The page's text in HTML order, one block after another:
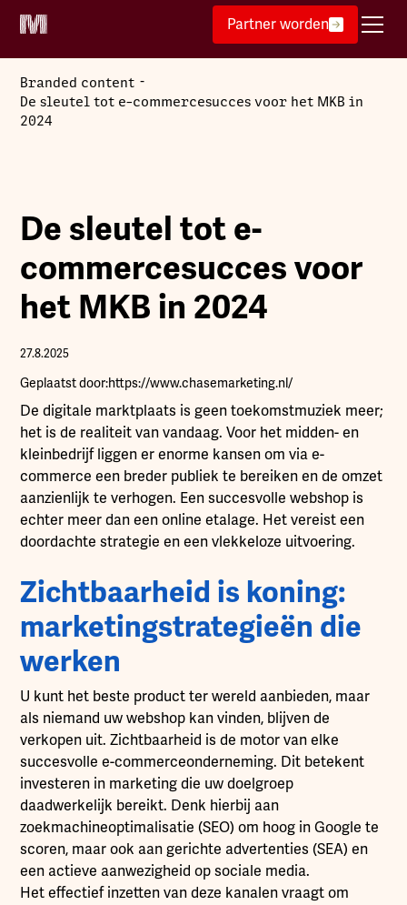
Partner worden
Branded content -
De sleutel tot e-commercesucces voor het MKB in
2024
De sleutel tot e-
commercesucces voor
het MKB in 2024
27.8.2025
Geplaatst door:https://www.chasemarketing.nl/
De digitale marktplaats is geen toekomstmuziek meer;
het is de realiteit van vandaag. Voor het midden- en
kleinbedrijf liggen er enorme kansen om via e-
commerce een breder publiek te bereiken en de omzet
aanzienlijk te verhogen. Een succesvolle webshop is
echter meer dan een online etalage. Het vereist een
doordachte strategie en een vlekkeloze uitvoering.
Zichtbaarheid is koning:
marketingstrategieën die
werken
U kunt het beste product ter wereld aanbieden, maar
als niemand uw webshop kan vinden, blijven de
verkopen uit. Zichtbaarheid is de motor van elke
succesvolle e-commerceonderneming. Dit betekent
investeren in marketing die uw doelgroep
daadwerkelijk bereikt. Denk hierbij aan
zoekmachineoptimalisatie (SEO) om hoog in Google te
scoren, maar ook aan gerichte advertenties (SEA) en
een actieve aanwezigheid op sociale media.
Het effectief inzetten van deze kanalen vraagt om